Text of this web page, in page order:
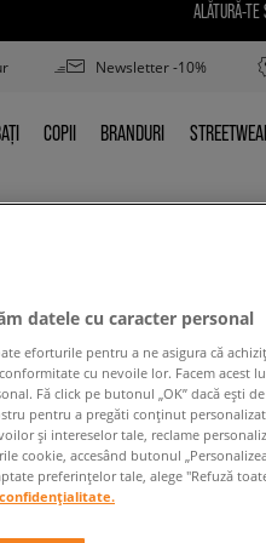
ALĂTURĂ-TE
Newsletter -10%
COPII
COPII BRANDURI
BRANDURI
CONVERSE
conținutul
ÎNAPOI
datele cu caracter personal
eforturile pentru a ne asigura că
cu nevoile lor. Facem acest
Fă click pe butonul „OK” dacă ești
pentru a pregăti conținut
și intereselor tale, reclame
cookie, accesând butonul
preferințelor tale, alege "Refuză